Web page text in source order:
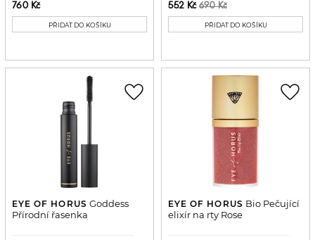
760 Kč
PŘIDAT DO KOŠÍKU
552 Kč690 Kč
PŘIDAT DO KOŠÍKU
EYE OF HORUS Goddess
Přírodní řasenka
favorite_border
EYE OF HORUS Bio Pečující
elixír na rty Rose
favorite_border